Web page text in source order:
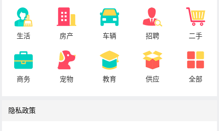
生活 房产 车辆 招聘 二手
商务 宠物 教育 供应 全部
隐私政策